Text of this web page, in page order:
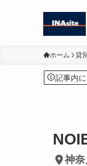
ホーム 貸
記事内
神